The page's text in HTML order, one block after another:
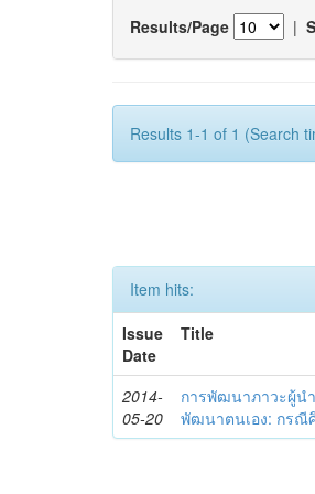
Results/Page |
Results 1-1 of 1 (Search
Item hits:
Issue
Date
Title
2014-
05-20
การพัฒนาภาวะผู้น
พัฒนาตนเอง: กรณี